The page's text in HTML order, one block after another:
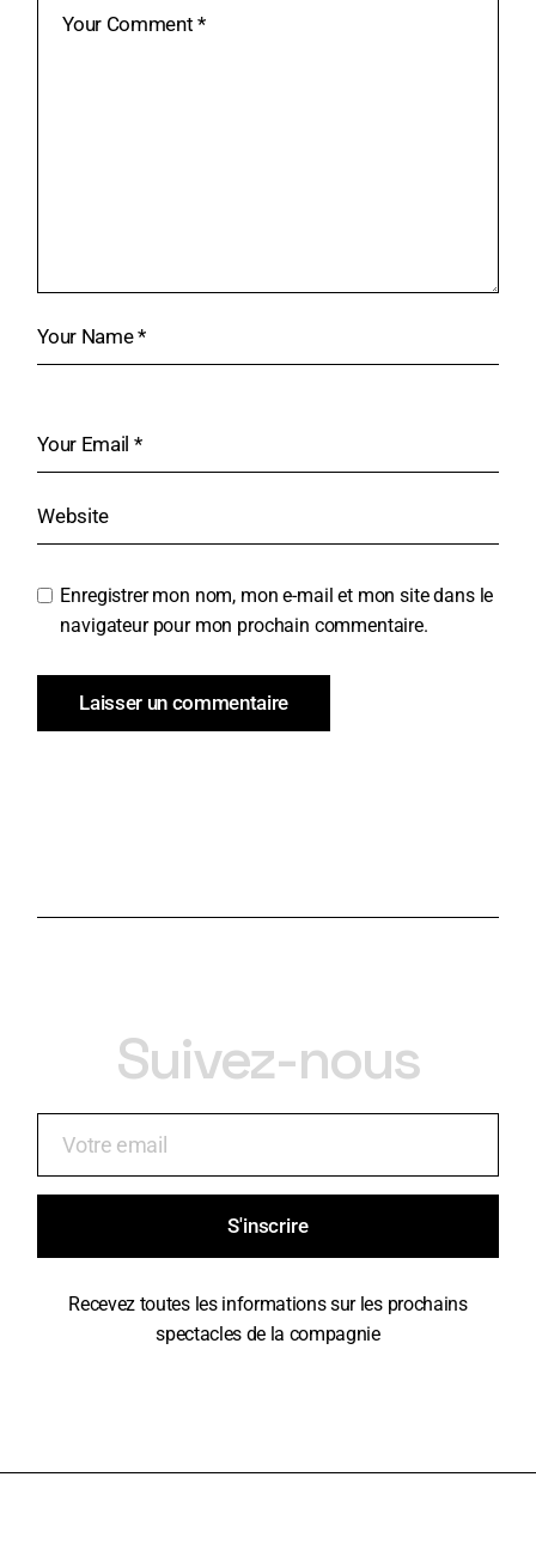
Enregistrer mon nom, mon e-mail et mon site dans le
navigateur pour mon prochain commentaire.
Laisser un commentaire
Suivez-nous
S'inscrire
Recevez toutes les informations sur les prochains
spectacles de la compagnie